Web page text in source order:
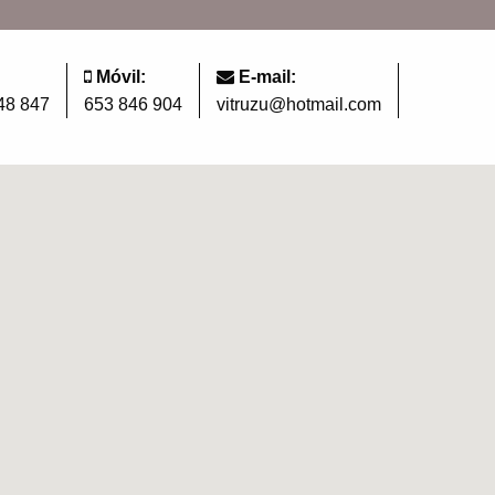
847
Móvil:
653 846 904
E-mail:
vitruzu@hotmail.com